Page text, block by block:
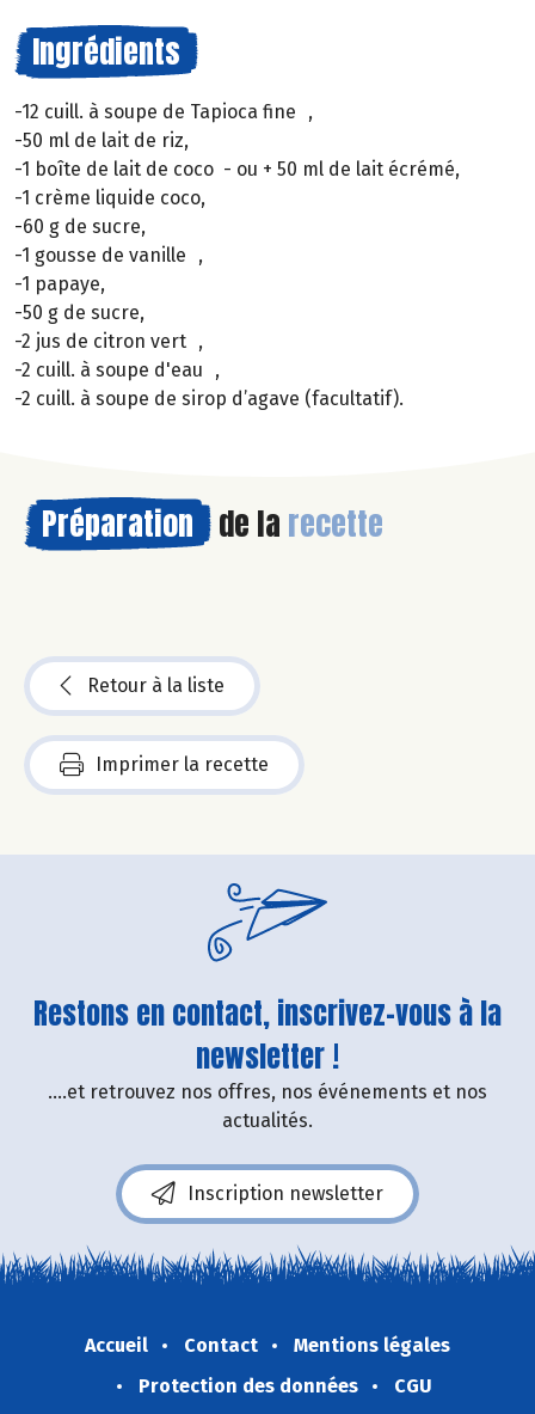
Ingrédients
-12 cuill. à soupe de Tapioca fine ,
-50 ml de lait de riz,
-1 boîte de lait de coco - ou + 50 ml de lait écrémé,
-1 crème liquide coco,
-60 g de sucre,
-1 gousse de vanille ,
-1 papaye,
-50 g de sucre,
-2 jus de citron vert ,
-2 cuill. à soupe d'eau ,
-2 cuill. à soupe de sirop d’agave (facultatif).
Préparation de la recette
Retour à la liste
Imprimer la recette
Restons en contact, inscrivez-vous à la
newsletter !
....et retrouvez nos offres, nos événements et nos
actualités.
Inscription newsletter
Accueil Contact
Mentions légales
Protection des données
CGU